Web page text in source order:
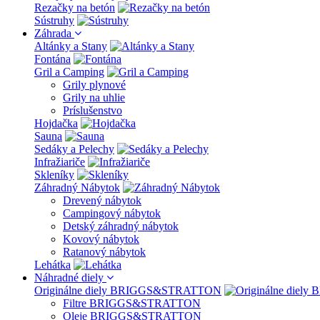
Rezačky na betón
Sústruhy
Záhrada
Altánky a Stany
Fontána
Gril a Camping
Grily plynové
Grily na uhlie
Príslušenstvo
Hojdačka
Sauna
Sedáky a Pelechy
Infražiariče
Skleníky
Záhradný Nábytok
Drevený nábytok
Campingový nábytok
Detský záhradný nábytok
Kovový nábytok
Ratanový nábytok
Lehátka
Náhradné diely
Originálne diely BRIGGS&STRATTON
Filtre BRIGGS&STRATTON
Oleje BRIGGS&STRATTON